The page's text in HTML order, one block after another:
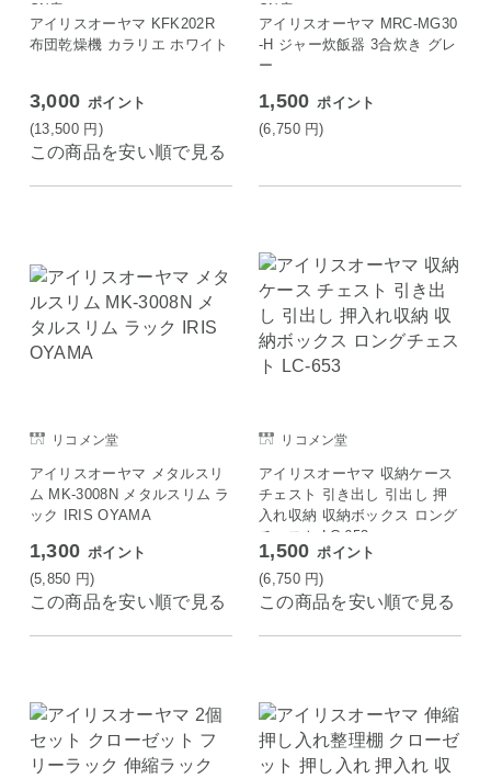
ON店
アイリスオーヤマ KFK202R
布団乾燥機 カラリエ ホワイト
3,000 ポイント
(13,500 円 )
この商品を安い順で見る
ON店
アイリスオーヤマ MRC-MG30
-H ジャー炊飯器 3合炊き グレ
ー
1,500 ポイント
(6,750 円)
リコメン堂
アイリスオーヤマ メタルスリ
ム MK-3008N メタルスリム ラ
ック IRIS OYAMA
1,300 ポイント
(5,850 円)
この商品を安い順で見る
リコメン堂
アイリスオーヤマ 収納ケース
チェスト 引き出し 引出し 押
入れ収納 収納ボックス ロング
チェスト LC-653
1,500 ポイント
(6,750 円)
この商品を安い順で見る